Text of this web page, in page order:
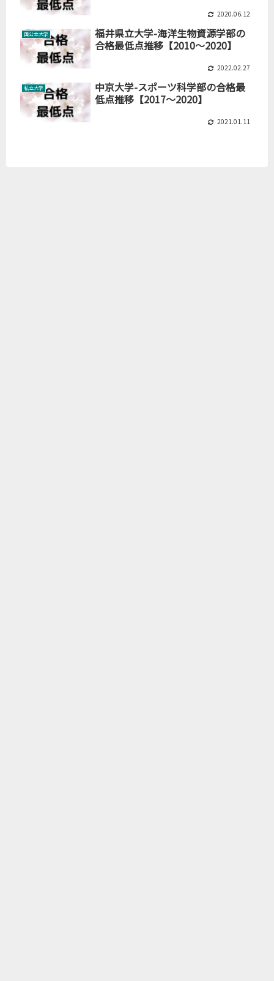
2020.06.12
国公立大学
福井県立大学-海洋生物資源学部の
合格最低点推移【2010～2020】
2022.02.27
私立大学
中京大学-スポーツ科学部の合格最
低点推移【2017～2020】
2021.01.11